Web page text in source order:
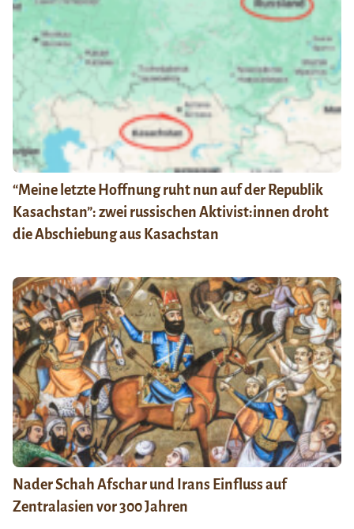
“Meine letzte Hoffnung ruht nun auf der Republik
Kasachstan”: zwei russischen Aktivist:innen droht
die Abschiebung aus Kasachstan
Nader Schah Afschar und Irans Einfluss auf
Zentralasien vor 300 Jahren